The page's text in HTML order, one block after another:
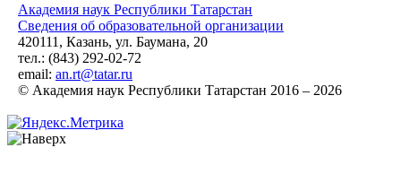
Академия наук Республики Татарстан
Сведения об образовательной организации
420111, Казань, ул. Баумана, 20
тел.: (843) 292-02-72
email: an.rt@tatar.ru
© Академия наук Республики Татарстан 2016 – 2026